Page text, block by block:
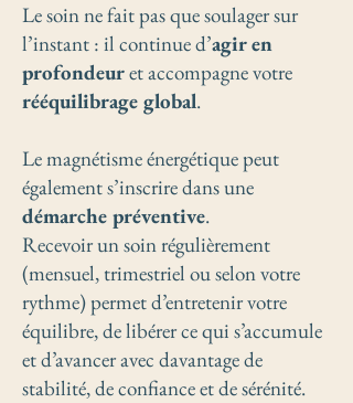
Le soin ne fait pas que soulager sur
l’instant : il continue d’agir en
profondeuret accompagne votre
rééquilibrage global.
Le magnétisme énergétique peut
également s’inscrire dans une
démarche préventive.
Recevoir un soin régulièrement
(mensuel, trimestriel ou selon votre
rythme) permet d’entretenir votre
équilibre, de libérer ce qui s’accumule
et d’avancer avec davantage de
stabilité, de confiance et de sérénité.